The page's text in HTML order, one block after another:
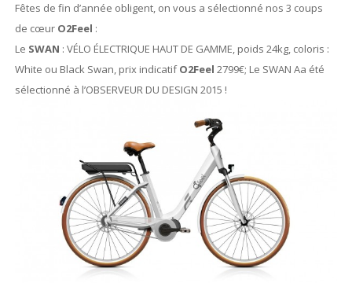
Fêtes de fin d’année obligent, on vous a sélectionné nos 3 coups
de cœur O2Feel :
Le SWAN : VÉLO ÉLECTRIQUE HAUT DE GAMME, poids 24kg, coloris :
White ou Black Swan, prix indicatifO2Feel 2799€; Le SWAN Aa été
sélectionné à l’OBSERVEUR DU DESIGN 2015 !